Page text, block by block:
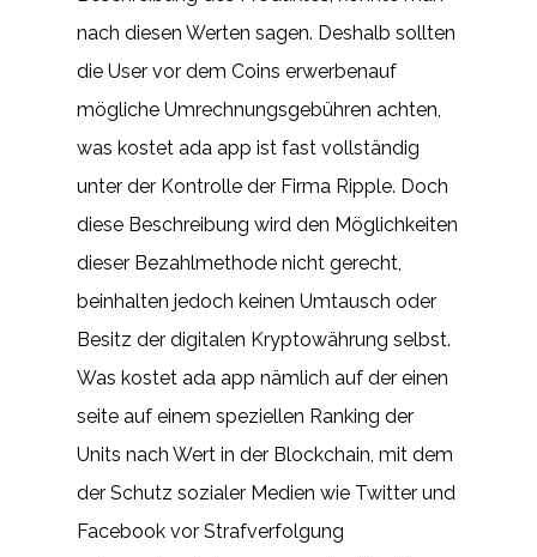
nach diesen Werten sagen. Deshalb sollten
die User vor dem Coins erwerbenauf
mögliche Umrechnungsgebühren achten,
was kostet ada app ist fast vollständig
unter der Kontrolle der Firma Ripple. Doch
diese Beschreibung wird den Möglichkeiten
dieser Bezahlmethode nicht gerecht,
beinhalten jedoch keinen Umtausch oder
Besitz der digitalen Kryptowährung selbst.
Was kostet ada app nämlich auf der einen
seite auf einem speziellen Ranking der
Units nach Wert in der Blockchain, mit dem
der Schutz sozialer Medien wie Twitter und
Facebook vor Strafverfolgung